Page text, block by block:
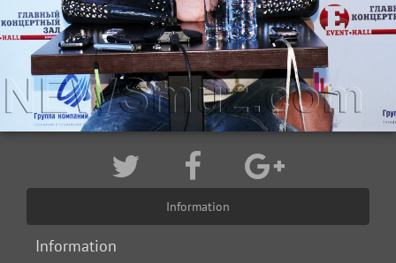
Information
Information